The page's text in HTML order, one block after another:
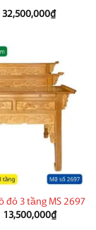
Giá
gốc
32,500,000₫Giá
hiện
đỏ 3 tầng MS 2697
Giá
gốc
13,500,000₫Giá
hiện